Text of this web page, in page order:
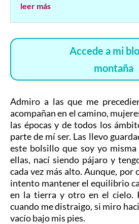
leer más
Accede a mi
montaña
Admiro a las que me
acompañan en el camino,
las épocas y de todos los
parte de mí ser. Las llevo
este bolsillo que soy yo
ellas, nací siendo pájaro y
cada vez más alto. Aunque, por
intento mantener el equilibrio
en la tierra y otro en el cielo.
cuando me distraigo, si miro
vacío bajo mis pies.